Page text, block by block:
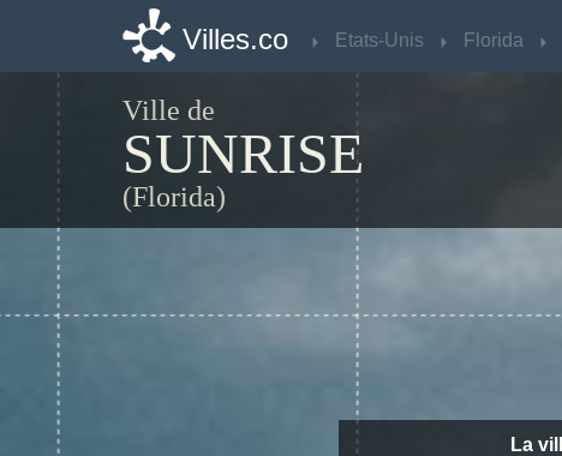
Villes.co Etats-Unis Florida
Ville de
SUNRISE
(Florida)
La
Villes.co Etats-Unis Florida